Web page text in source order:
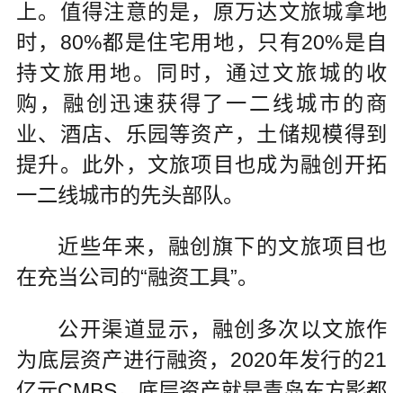
上。值得注意的是，原万达文旅城拿地
时，80%都是住宅用地，只有20%是自
持文旅用地。同时，通过文旅城的收
购，融创迅速获得了一二线城市的商
业、酒店、乐园等资产，土储规模得到
提升。此外，文旅项目也成为融创开拓
一二线城市的先头部队。
近些年来，融创旗下的文旅项目也
在充当公司的“融资工具”。
公开渠道显示，融创多次以文旅作
为底层资产进行融资，2020年发行的21